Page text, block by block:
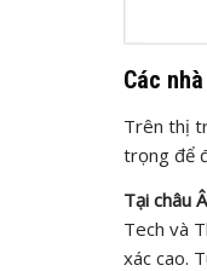
Các
Trên thị
trọng để
Tại châu
Tech và
xác cao.